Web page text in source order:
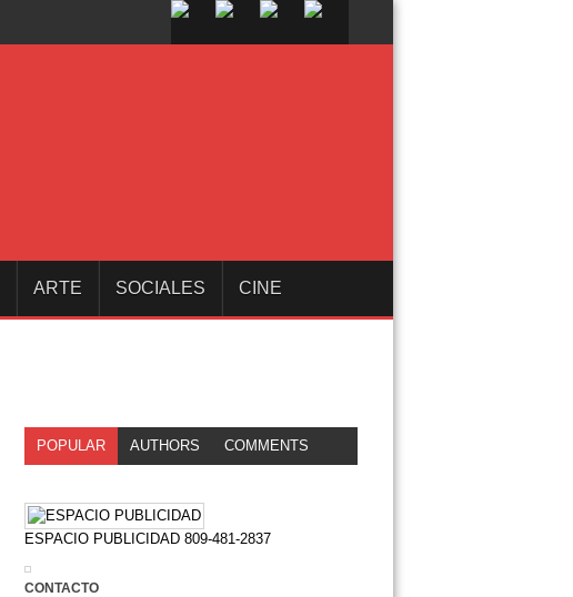
ARTE SOCIALES CINE
POPULAR AUTHORS COMMENTS
ESPACIO PUBLICIDAD 809-481-2837
CONTACTO